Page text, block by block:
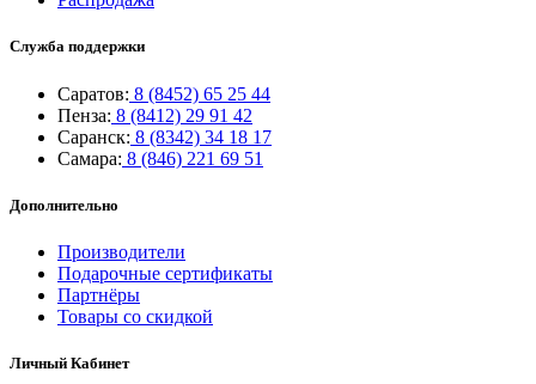
Служба поддержки
Саратов: 8 (8452) 65 25 44
Пенза: 8 (8412) 29 91 42
Саранск: 8 (8342) 34 18 17
Самара: 8 (846) 221 69 51
Дополнительно
Производители
Подарочные сертификаты
Партнёры
Товары со скидкой
Личный Кабинет